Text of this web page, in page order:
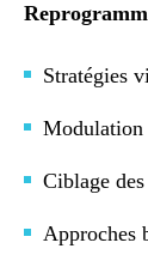
Stratégies
Modulation
Ciblage
Approches